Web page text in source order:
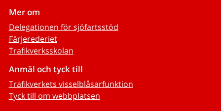
Mer om
Delegationen för sjöfartsstöd
Färjerederiet
Trafikverksskolan
Anmäl och tyck till
Trafikverkets visselblåsarfunktion
Tyck till om webbplatsen